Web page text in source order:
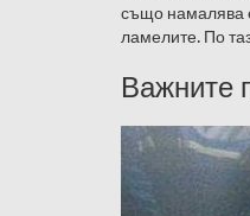
също намалява
ламелите. По
Важните